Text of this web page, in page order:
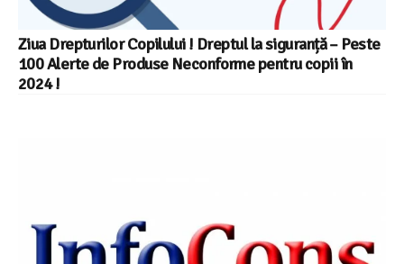
Ziua Drepturilor Copilului ! Dreptul la siguranță – Peste
100 Alerte de Produse Neconforme pentru copii în
2024 !